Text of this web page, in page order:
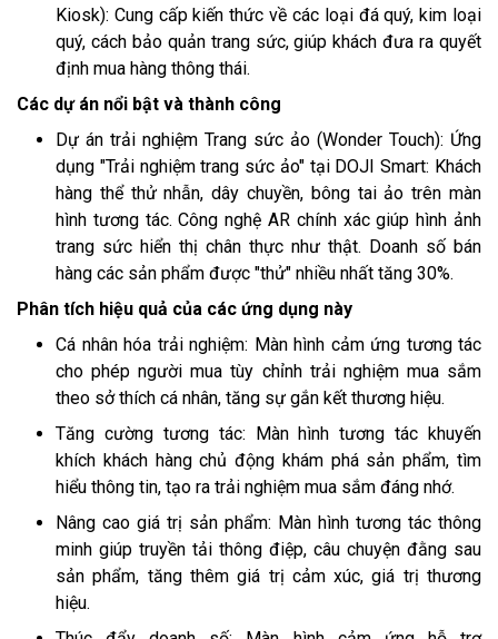
Kiosk): Cung cấp kiến thức về các loại đá quý, kim loại
quý, cách bảo quản trang sức, giúp khách đưa ra quyết
định mua hàng thông thái.
Các dự án nổi bật và thành công
Dự án trải nghiệm Trang sức ảo (Wonder Touch): Ứng
dụng "Trải nghiệm trang sức ảo" tại DOJI Smart: Khách
hàng thể thử nhẫn, dây chuyền, bông tai ảo trên màn
hình tương tác. Công nghệ AR chính xác giúp hình ảnh
trang sức hiển thị chân thực như thật. Doanh số bán
hàng các sản phẩm được "thử" nhiều nhất tăng 30%.
Phân tích hiệu quả của các ứng dụng này
Cá nhân hóa trải nghiệm: Màn hình cảm ứng tương tác
cho phép người mua tùy chỉnh trải nghiệm mua sắm
theo sở thích cá nhân, tăng sự gắn kết thương hiệu.
Tăng cường tương tác: Màn hình tương tác khuyến
khích khách hàng chủ động khám phá sản phẩm, tìm
hiểu thông tin, tạo ra trải nghiệm mua sắm đáng nhớ.
Nâng cao giá trị sản phẩm: Màn hình tương tác thông
minh giúp truyền tải thông điệp, câu chuyện đằng sau
sản phẩm, tăng thêm giá trị cảm xúc, giá trị thương
hiệu.